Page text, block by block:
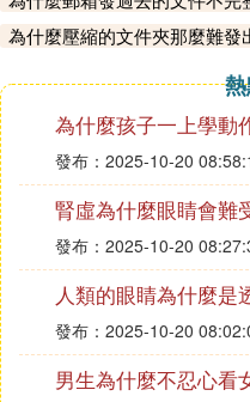
呢
為什麼壓縮的文件夾那麼難發
為什麼孩子一上學動
發布：2025-10-20
腎虛為什麼眼睛會難
發布：2025-10-20
人類的眼睛為什麼是
發布：2025-10-20
男生為什麼不忍心看